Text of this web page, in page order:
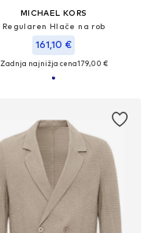
MICHAEL KORS
Regularen Hlače na rob
161,10 €
Zadnja najnižja cena179,00 €